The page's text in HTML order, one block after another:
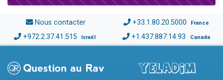
Nous contacter +33.1.80.20.5000 France
+972.2.37.41.515 Israël +1.437.887.14.93 Canada